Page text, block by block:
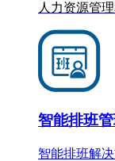
人力资源管
智能排班
智能排班解